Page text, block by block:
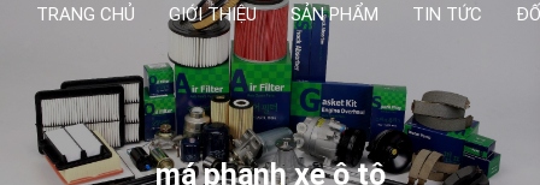
TRANG CHỦ GIỚI THIỆU SẢN PHẨM TIN TỨC
má phanh xe ô tô